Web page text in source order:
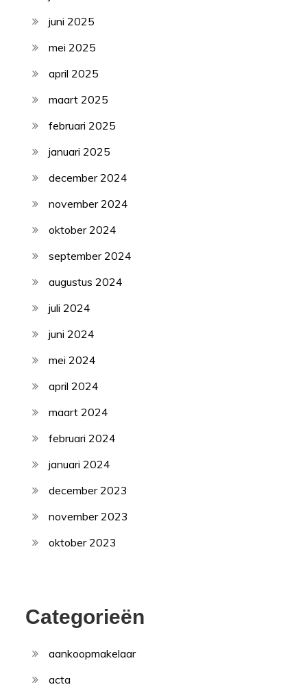
juni 2025
mei 2025
april 2025
maart 2025
februari 2025
januari 2025
december 2024
november 2024
oktober 2024
september 2024
augustus 2024
juli 2024
juni 2024
mei 2024
april 2024
maart 2024
februari 2024
januari 2024
december 2023
november 2023
oktober 2023
Categorieën
aankoopmakelaar
acta